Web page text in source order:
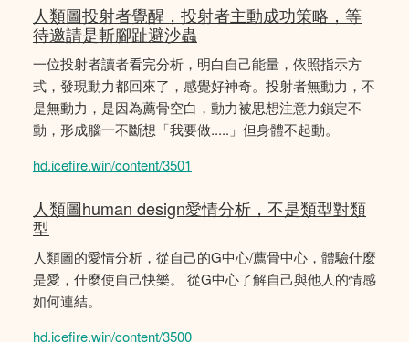
人類圖投射者覺醒，投射者主動成功策略，等
待邀請是斬腳趾避沙蟲
一位投射者讀者看完分析，明白自己能量，依照指示方
式，發現動力都回來了，感覺好神奇。投射者無動力，不
是無動力，是因為薦骨空白，動力被思想注意力鎖定不
動，形成腦一不斷想「我要做.....」但身體不起動。
hd.icefire.win/content/3501
人類圖human design愛情分析，不是類型對類
型
人類圖的愛情分析，從自己的G中心/薦骨中心，體驗什麼
是愛，什麼使自己快樂。 從G中心了解自己與他人的情感
如何連結。
hd.icefire.win/content/3500